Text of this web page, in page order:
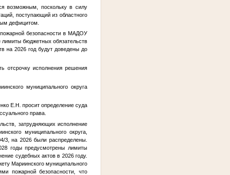
возможным, поскольку в силу
поступающий из областного
дефицитом.
безопасности в МАДОУ
лимиты бюджетных обязательств
на 2026 год будут доведены до
отсрочку исполнения решения
муниципального округа
Е.Н. просит определение суда
права.
затрудняющих исполнение
муниципального округа,
3, на 2026 были распределены.
годы предусмотрены лимиты
судебных актов в 2026 году.
Мариинского муниципального
пожарной безопасности, что